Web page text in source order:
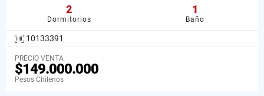
2
Dormitorios
1
Baño
10133391
PRECIO VENTA
$149.000.000
Pesos Chilenos